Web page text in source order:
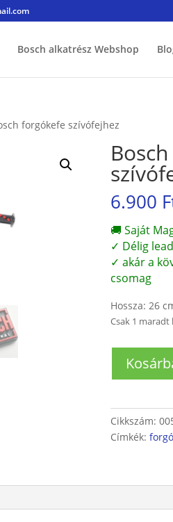
Bosch alkatrész Webshop
forgókefe szívófejhez
6.900
🚚 Saját
✓ Délig
✓ akár a
csomag
Hossza: 26
Csak 1 maradt
forgókefe
Cikkszám:
Címkék: